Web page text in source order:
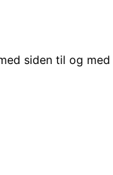
siden til og